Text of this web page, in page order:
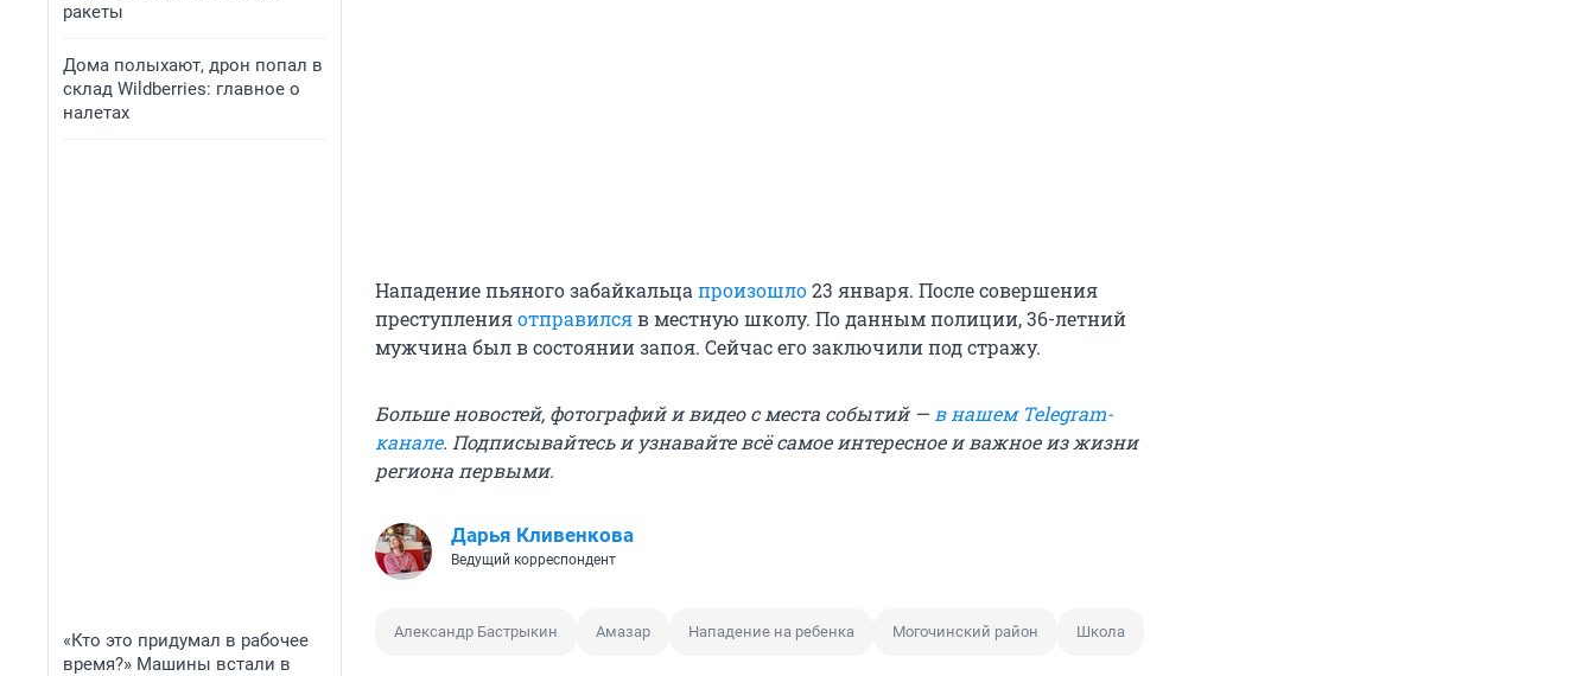
ракеты
Дома полыхают, дрон попал в
склад Wildberries: главное о
налетах
«Кто это придумал в рабочее
время?» Машины встали в
Нападение пьяного забайкальца произошло23 января. После совершения
преступленияотправилсяв местную школу. По данным полиции, 36-летний
мужчина был в состоянии запоя. Сейчас его заключили под стражу.
Больше новостей, фотографий и видео с места событий — в нашем Telegram-
канале. Подписывайтесь и узнавайте всё самое интересное и важное из жизни
региона первыми.
Дарья Кливенкова
Ведущий корреспондент
Александр Бастрыкин Амазар Нападение на ребенка Могочинский район Школа